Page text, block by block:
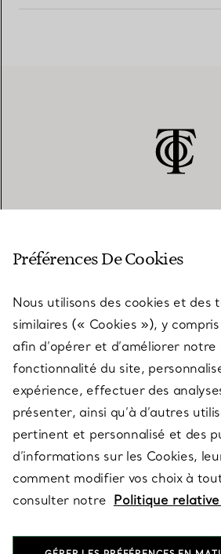
SERVICES
À PROPOS
QUESTIONS LÉGALES
SUIVEZ-NOUS
Préférences De Cookies
Nous utilisons des cookies et des
similaires (« Cookies »), y
afin d’opérer et d’améliorer
fonctionnalité du site,
expérience, effectuer des
présenter, ainsi qu’à d’autres
pertinent et personnalisé et des
d’informations sur les Cookies,
comment modifier vos choix à
consulter notre Politique